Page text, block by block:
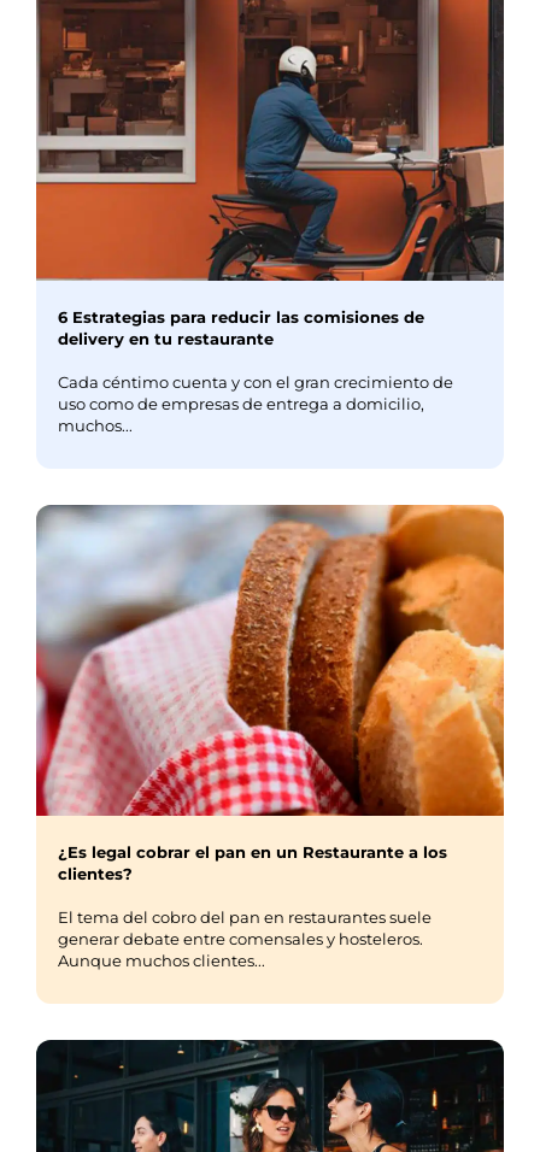
6 Estrategias para reducir las comisiones de
delivery en tu restaurante
Cada céntimo cuenta y con el gran crecimiento de
uso como de empresas de entrega a domicilio,
muchos...
¿Es legal cobrar el pan en un Restaurante a los
clientes?
El tema del cobro del pan en restaurantes suele
generar debate entre comensales y hosteleros.
Aunque muchos clientes...